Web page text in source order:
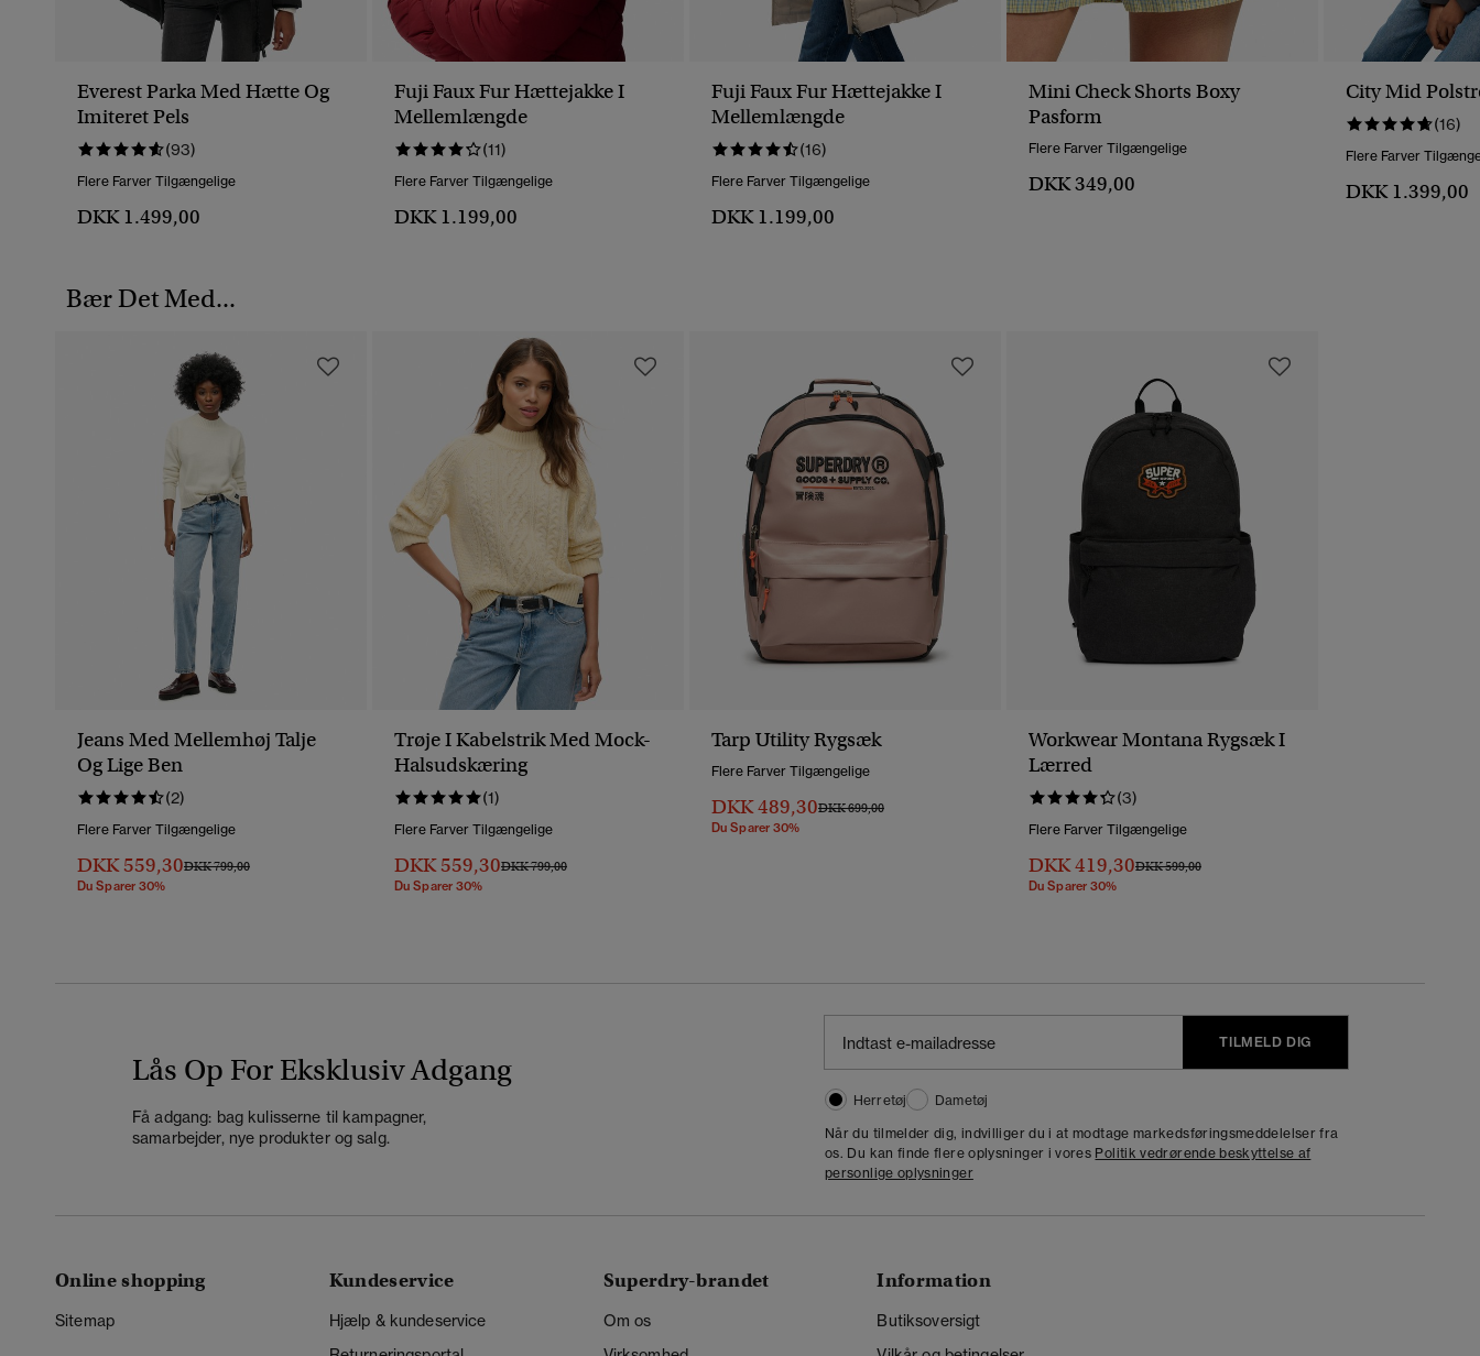
Everest Parka Med Hætte Og
Imiteret Pels
(93)
Flere Farver Tilgængelige
DKK 1.499,00
Fuji Faux Fur Hættejakke I
Mellemlængde
(11)
Flere Farver Tilgængelige
DKK 1.199,00
Fuji Faux Fur Hættejakke I
Mellemlængde
(16)
Flere Farver Tilgængelige
DKK 1.199,00
Mini Check Shorts Boxy
Pasform
Flere Farver Tilgængelige
DKK 349,00
City Mid
(16)
Flere Farver
DKK 1.399,00
Bær Det Med...
Jeans Med Mellemhøj Talje
Og Lige Ben
(2)
Flere Farver Tilgængelige
DKK 559,30Pris Nedsat Fra
DKK 799,00Til
Du Sparer 30%
Trøje I Kabelstrik Med Mock-
Halsudskæring
(1)
Flere Farver Tilgængelige
DKK 559,30Pris Nedsat Fra
DKK 799,00Til
Du Sparer 30%
Tarp Utility Rygsæk
Flere Farver Tilgængelige
DKK 489,30Pris Nedsat Fra
DKK 699,00Til
Du Sparer 30%
Workwear Montana Rygsæk I
Lærred
(3)
Flere Farver Tilgængelige
DKK 419,30Pris Nedsat Fra
DKK 599,00Til
Du Sparer 30%
Lås Op For Eksklusiv Adgang
Få adgang: bag kulisserne til kampagner,
samarbejder, nye produkter og salg.
TILMELD DIG
Herretøj
Dametøj
Når du tilmelder dig, indvilliger du i at modtage markedsføringsmeddelelser fra
os. Du kan finde flere oplysninger i vores Politik vedrørende beskyttelse af
personlige oplysninger
Online shopping
Sitemap
Kundeservice
Hjælp & kundeservice
Superdry-brandet
Om os
Information
Butiksoversigt